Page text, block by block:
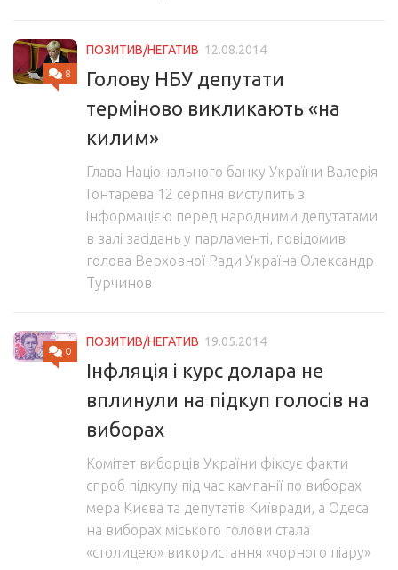
8
ПОЗИТИВ/НЕГАТИВ 12.08.2014
Голову НБУ депутати
терміново викликають «на
килим»
Глава Національного банку України Валерія
Гонтарева 12 серпня виступить з
інформацією перед народними депутатами
в залі засідань у парламенті, повідомив
голова Верховної Ради Україна Олександр
Турчинов
0
ПОЗИТИВ/НЕГАТИВ 19.05.2014
Інфляція і курс долара не
вплинули на підкуп голосів на
виборах
Комітет виборців України фіксує факти
спроб підкупу під час кампанії по виборах
мера Києва та депутатів Київради, а Одеса
на виборах міського голови стала
«столицею» використання «чорного піару»